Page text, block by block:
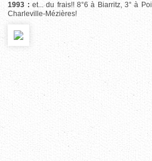
1993 : et... du frais!! 8°6 à Biarritz, 3° à
Charleville-Mézières!